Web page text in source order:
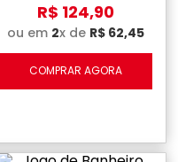
R$ 124,90
ou em 2x de R$ 62,45
COMPRAR AGORA